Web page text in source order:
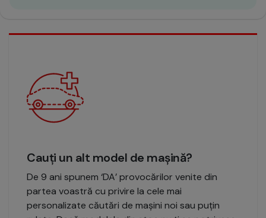
Cauți un alt model de mașină?
De 9 ani spunem ‘DA’ provocărilor venite din
partea voastră cu privire la cele mai
personalizate căutări de mașini noi sau puțin